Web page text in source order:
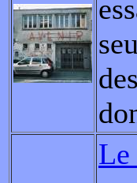
Le